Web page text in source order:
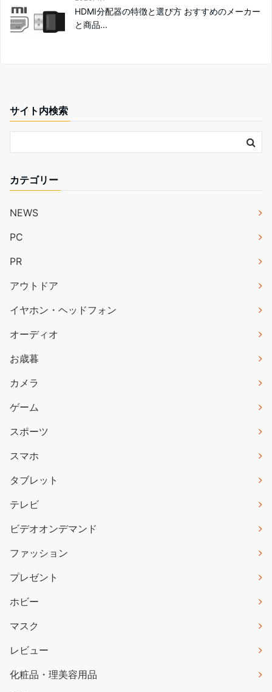
HDMI分配器の特徴と選び方 おすすめのメーカー
と商品...
サイト内検索
カテゴリー
NEWS
PC
PR
アウトドア
イヤホン・ヘッドフォン
オーディオ
お歳暮
カメラ
ゲーム
スポーツ
スマホ
タブレット
テレビ
ビデオオンデマンド
ファッション
プレゼント
ホビー
マスク
レビュー
化粧品・理美容用品